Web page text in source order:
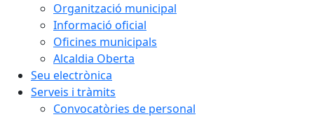
Organització municipal
Informació oficial
Oficines municipals
Alcaldia Oberta
Seu electrònica
Serveis i tràmits
Convocatòries de personal